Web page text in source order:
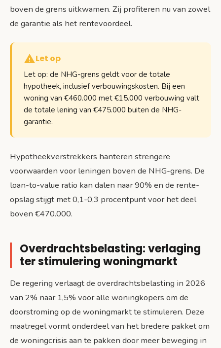
boven de grens uitkwamen. Zij profiteren nu van zowel
de garantie als het rentevoordeel.
Let op
Let op: de NHG-grens geldt voor de totale
hypotheek, inclusief verbouwingskosten. Bij een
woning van €460.000 met €15.000 verbouwing valt
de totale lening van €475.000 buiten de NHG-
garantie.
Hypotheekverstrekkers hanteren strengere
voorwaarden voor leningen boven de NHG-grens. De
loan-to-value ratio kan dalen naar 90% en de rente-
opslag stijgt met 0,1-0,3 procentpunt voor het deel
boven €470.000.
Overdrachtsbelasting: verlaging
ter stimulering woningmarkt
De regering verlaagt de overdrachtsbelasting in 2026
van 2% naar 1,5% voor alle woningkopers om de
doorstroming op de woningmarkt te stimuleren. Deze
maatregel vormt onderdeel van het bredere pakket om
de woningcrisis aan te pakken door meer beweging in